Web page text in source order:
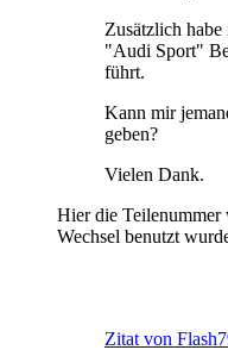
Zusätzlich habe
"Audi Sport"
führt.
Kann mir
geben?
Vielen Dank.
Hier die
Wechsel benutzt
Zitat von